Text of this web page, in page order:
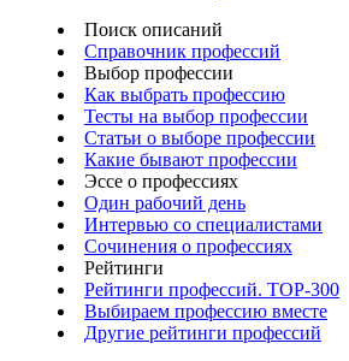
Поиск описаний
Справочник профессий
Выбор профессии
Как выбрать профессию
Тесты на выбор профессии
Статьи о выборе профессии
Какие бывают профессии
Эссе о профессиях
Один рабочий день
Интервью со специалистами
Сочинения о профессиях
Рейтинги
Рейтинги профессий. TOP-300
Выбираем профессию вместе
Другие рейтинги профессий